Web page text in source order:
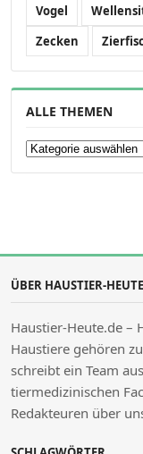
Vogel
Zecken
ALLE THEMEN
Alle Themen
ÜBER HAUSTIER-HEUTE
Haustier-Heute.de –
Haustiere gehören
schreibt ein Team
tiermedizinischen
Redakteuren über